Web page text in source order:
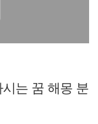
는 꿈 해몽 분